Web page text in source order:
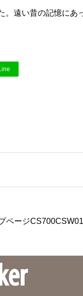
。遠い昔の記憶に
ページCS700CSW01